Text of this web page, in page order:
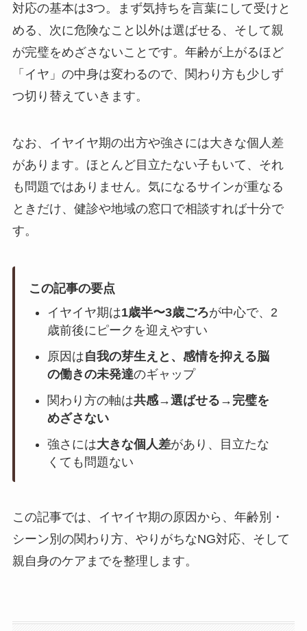
対応の基本は3つ。まず気持ちを言葉にして受けと
める、次に危険なこと以外は選ばせる、そして親
が完璧をめざさないことです。年齢が上がるほど
「イヤ」の中身は変わるので、関わり方も少しず
つ切り替えていきます。
なお、イヤイヤ期の出方や強さには大きな個人差
があります。ほとんど目立たない子もいて、それ
も問題ではありません。気になるサインが重なる
ときだけ、健診や地域の窓口で相談すれば十分で
す。
この記事の要点
イヤイヤ期は1歳半〜3歳ごろが中心で、2
歳前後にピークを迎えやすい
原因は自我の芽生えと、感情を抑える脳
の働きの未発達のギャップ
関わり方の軸は共感→選ばせる→完璧を
めざさない
強さには大きな個人差があり、目立たな
くても問題ない
この記事では、イヤイヤ期の原因から、年齢別・
シーン別の関わり方、やりがちなNG対応、そして
親自身のケアまでを整理します。